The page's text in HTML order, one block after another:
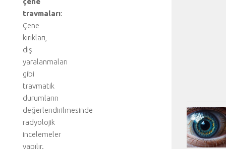
travmaları:
Çene
kırıkları,
diş
yaralanmaları
gibi
travmatik
durumların
değerlendirilmesinde
radyolojik
incelemeler
yapılır.